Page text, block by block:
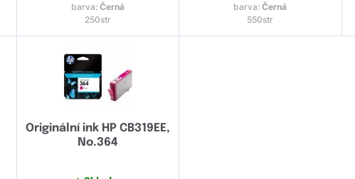
barva:Černá
250str
barva:Černá
550str
Originální ink HP CB319EE,
No.364